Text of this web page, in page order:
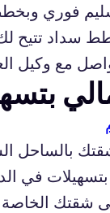
فوري
سداد تتيح
مع وكيل
بالساحل
في
شقتك